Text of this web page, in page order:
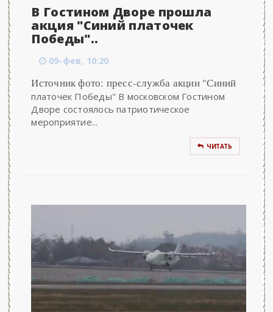
В Гостином Дворе прошла
акция "Синий платочек
Победы"..
09-фев, 10:20
Источник фото: пресс-служба акции "Синий
платочек Победы" В московском Гостином
Дворе состоялось патриотическое
мероприятие...
ЧИТАТЬ